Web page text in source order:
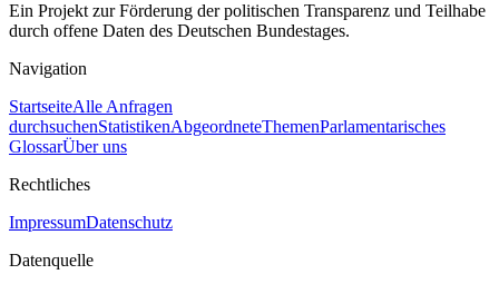
Ein Projekt zur Förderung der politischen Transparenz und Teilhabe
durch offene Daten des Deutschen Bundestages.
Navigation
StartseiteAlle Anfragen
durchsuchenStatistikenAbgeordneteThemenParlamentarisches
GlossarÜber uns
Rechtliches
ImpressumDatenschutz
Datenquelle